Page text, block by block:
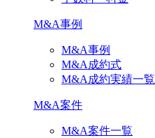
M&A事例
M&A事例
M&A成約式
M&A成約実績一覧
M&A案件
M&A案件一覧